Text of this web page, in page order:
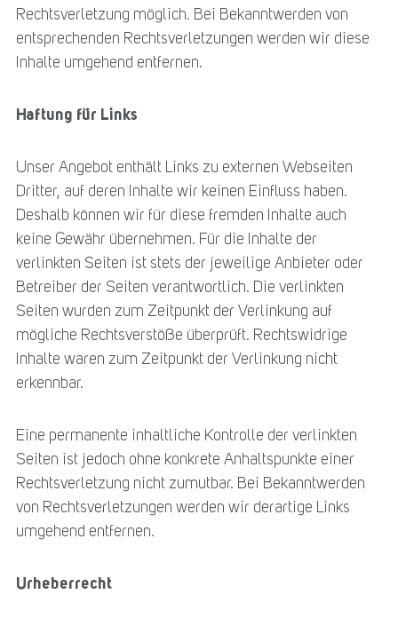
Rechtsverletzung möglich. Bei Bekanntwerden von
entsprechenden Rechtsverletzungen werden wir diese
Inhalte umgehend entfernen.
Haftung für Links
Unser Angebot enthält Links zu externen Webseiten
Dritter, auf deren Inhalte wir keinen Einfluss haben.
Deshalb können wir für diese fremden Inhalte auch
keine Gewähr übernehmen. Für die Inhalte der
verlinkten Seiten ist stets der jeweilige Anbieter oder
Betreiber der Seiten verantwortlich. Die verlinkten
Seiten wurden zum Zeitpunkt der Verlinkung auf
mögliche Rechtsverstöße überprüft. Rechtswidrige
Inhalte waren zum Zeitpunkt der Verlinkung nicht
erkennbar.
Eine permanente inhaltliche Kontrolle der verlinkten
Seiten ist jedoch ohne konkrete Anhaltspunkte einer
Rechtsverletzung nicht zumutbar. Bei Bekanntwerden
von Rechtsverletzungen werden wir derartige Links
umgehend entfernen.
Urheberrecht